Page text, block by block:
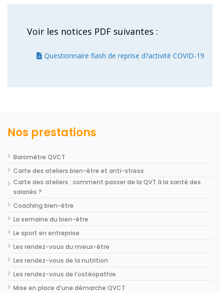
Voir les notices PDF suivantes :
Questionnaire flash de reprise d?activité COVID-19
Nos prestations
Baromètre QVCT
Carte des ateliers bien-être et anti-stress
Carte des ateliers : comment passer de la QVT à la santé des
salariés ?
Coaching bien-être
La semaine du bien-être
Le sport en entreprise
Les rendez-vous du mieux-être
Les rendez-vous de la nutrition
Les rendez-vous de l’ostéopathie
Mise en place d’une démarche QVCT